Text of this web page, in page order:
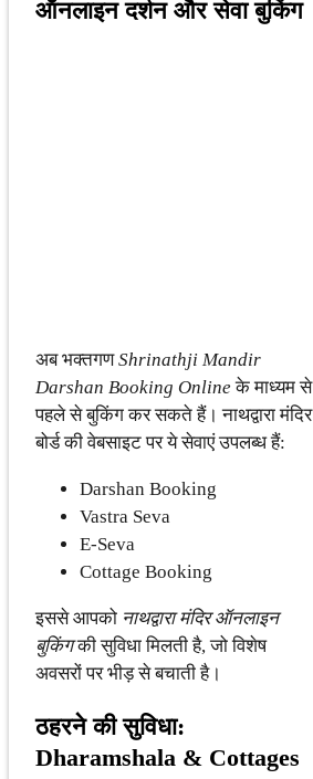
ऑनलाइन दर्शन और सेवा बुकिंग
अब भक्तगणShrinathji Mandir
Darshan Booking Online के माध्यम से
पहले से बुकिंग कर सकते हैं। नाथद्वारा मंदिर
बोर्ड की वेबसाइट पर ये सेवाएं उपलब्ध हैं:
Darshan Booking
Vastra Seva
E-Seva
Cottage Booking
इससे आपको नाथद्वारा मंदिर ऑनलाइन
बुकिंगकी सुविधा मिलती है, जो विशेष
अवसरों पर भीड़ से बचाती है।
ठहरने की सुविधा:
Dharamshala & Cottages